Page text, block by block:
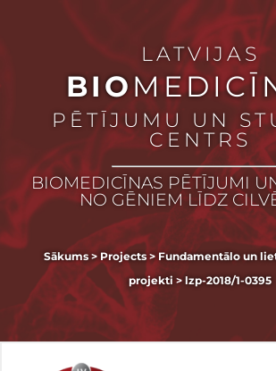
LATVIJAS
BIO
PĒTĪJUMU UN
CENTRS
BIOMEDICĪNAS PĒTĪJUMI
NO GĒNIEM LĪDZ
Sākums> Projects> Fundamentālo un
projekti > lzp-2018/1-0395